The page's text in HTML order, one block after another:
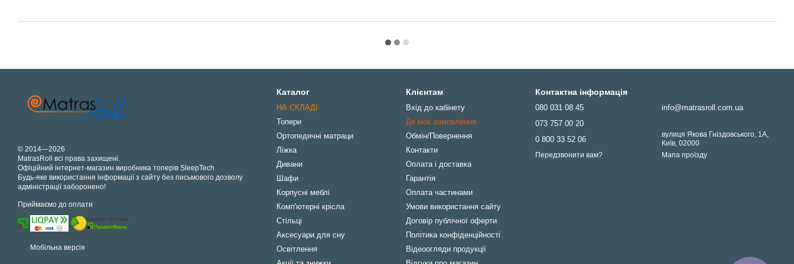
© 2014—2026
MatrasRoll всі права захищені.
Офіційний інтернет-магазин виробника топерів SleepTech
Будь-яке використання інформації з сайту без письмового дозволу
адміністрації заборонено!
Приймаємо до оплати
Мобільна версія
Каталог
НА СКЛАДІ
Топери
Ортопедичні матраци
Ліжка
Дивани
Шафи
Корпусні меблі
Комп'ютерні крісла
Стільці
Аксесуари для сну
Освітлення
Клієнтам
Вхід до кабінету
Де моє замовлення
Обмін/Повернення
Контакти
Оплата і доставка
Гарантія
Оплата частинами
Умови використання сайту
Договір публічної оферти
Політика конфіденційності
Відеоогляди продукції
Контактна інформація
080 031 08 45
073 757 00 20
0 800 33 52 06
Передзвонити вам?
info@matrasroll.com.ua
вулиця Якова Гніздовського, 1А,
Київ, 02000
Мапа проїзду